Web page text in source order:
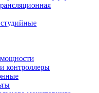
контроллеры